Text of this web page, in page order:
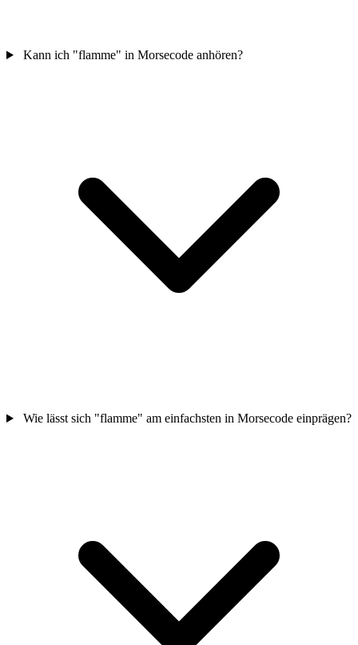
Kann ich "flamme" in Morsecode anhören?
Wie lässt sich "flamme" am einfachsten in Morsecode einprägen?